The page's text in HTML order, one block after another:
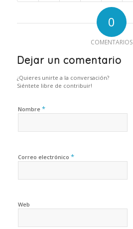
0
COMENTARIOS
Dejar un comentario
¿Quieres unirte a la conversación?
Siéntete libre de contribuir!
Nombre *
Correo electrónico *
Web